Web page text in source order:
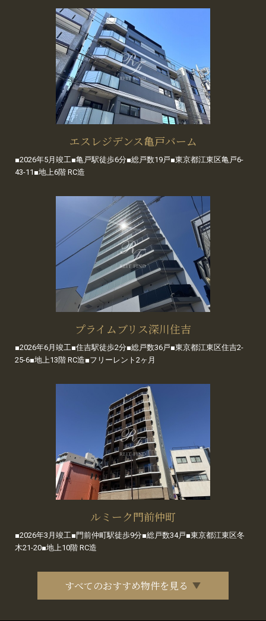
エスレジデンス亀戸バーム
■2026年5月竣工■亀戸駅徒歩6分■総戸数19戸■東京都江東区亀戸6-
43-11■地上6階 RC造
プライムブリス深川住吉
■2026年6月竣工■住吉駅徒歩2分■総戸数36戸■東京都江東区住吉2-
25-6■地上13階 RC造■フリーレント2ヶ月
ルミーク門前仲町
■2026年3月竣工■門前仲町駅徒歩9分■総戸数34戸■東京都江東区冬
木21-20■地上10階 RC造
すべてのおすすめ物件を見る